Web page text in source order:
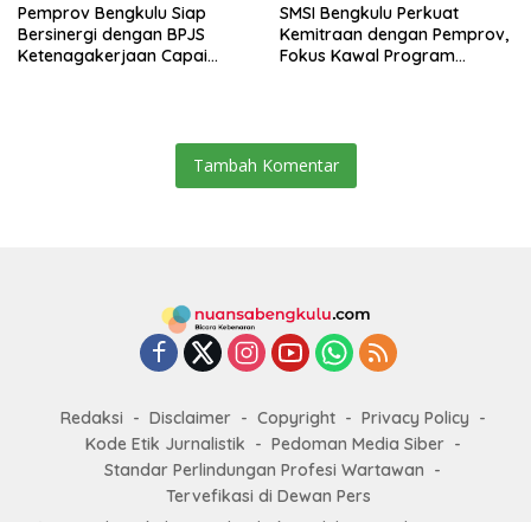
Pemprov Bengkulu Siap
Bersinergi dengan BPJS
Ketenagakerjaan Capai
SMSI Bengkulu Perkuat
Kemitraan dengan Pemprov,
Fokus Kawal Program
Tambah Komentar
Redaksi Disclaimer Copyright
Privacy Policy
Kode Etik Jurnalistik
Pedoman Media Siber
Standar Perlindungan Profesi Wartawan
Tervefikasi di Dewan Pers